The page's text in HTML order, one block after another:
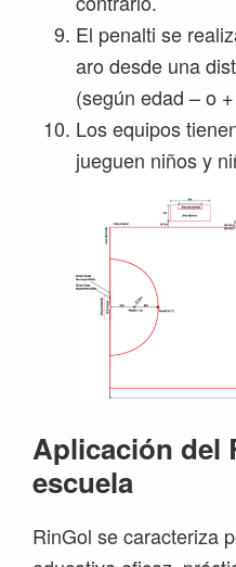
El penalti se
aro desde una
(según edad – o
Los equipos
jueguen niños y
Aplicación del
escuela
RinGol se caracteriza